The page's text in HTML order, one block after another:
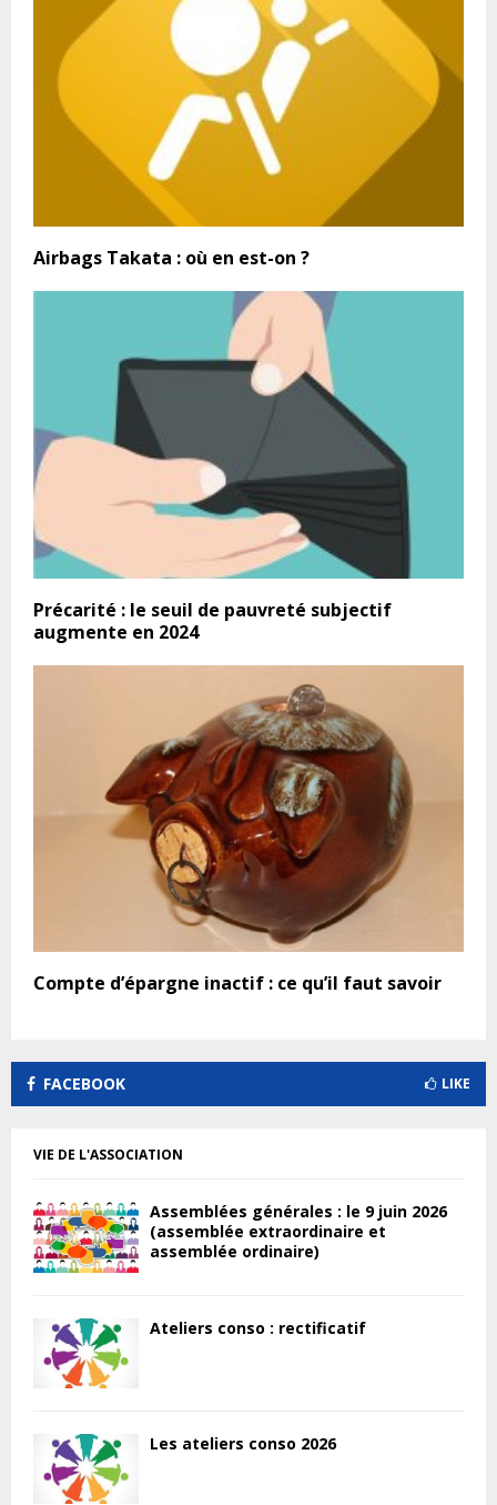
Airbags Takata : où en est-on ?
Précarité : le seuil de pauvreté subjectif
augmente en 2024
Compte d’épargne inactif : ce qu’il faut savoir
FACEBOOK LIKE
VIE DE L'ASSOCIATION
Assemblées générales : le 9 juin 2026
(assemblée extraordinaire et
assemblée ordinaire)
Ateliers conso : rectificatif
Les ateliers conso 2026